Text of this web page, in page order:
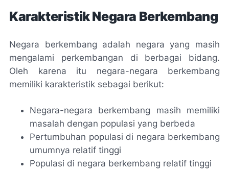
Karakteristik Negara Berkembang
Negara berkembang adalah negara yang masih
mengalami perkembangan di berbagai bidang.
Oleh karena itu negara-negara berkembang
memiliki karakteristik sebagai berikut:
Negara-negara berkembang masih memiliki
masalah dengan populasi yang berbeda
Pertumbuhan populasi di negara berkembang
umumnya relatif tinggi
Populasi di negara berkembang relatif tinggi